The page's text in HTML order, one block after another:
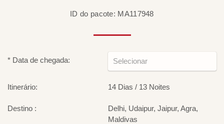
ID do pacote: MA117948
* Data de chegada:
Itinerário: 14 Dias / 13 Noites
Destino :
Delhi, Udaipur, Jaipur, Agra,
Maldivas